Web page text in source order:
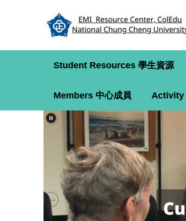
內
Student Resources 學生資源
Members 中心成員 Activity